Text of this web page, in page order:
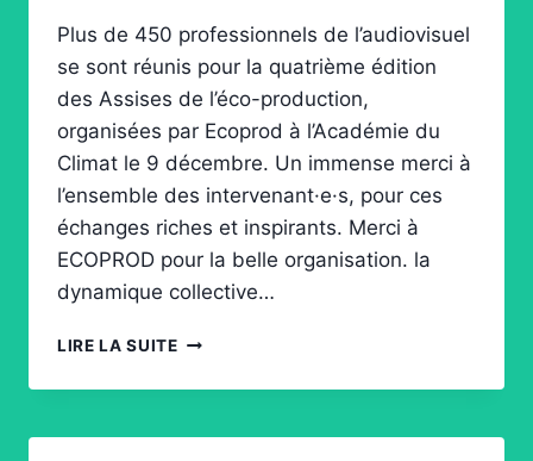
Plus de 450 professionnels de l’audiovisuel
se sont réunis pour la quatrième édition
des Assises de l’éco-production,
organisées par Ecoprod à l’Académie du
Climat le 9 décembre. Un immense merci à
l’ensemble des intervenant·e·s, pour ces
échanges riches et inspirants. Merci à
ECOPROD pour la belle organisation. la
dynamique collective…
LIRE LA SUITE 4ÈME
DE
PRODUCTION